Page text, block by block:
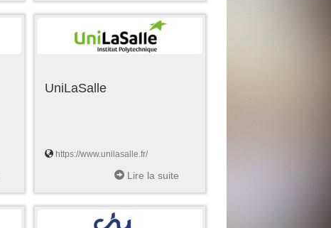
UniLaSalle
https://www.unilasalle.fr/
Lire la suite